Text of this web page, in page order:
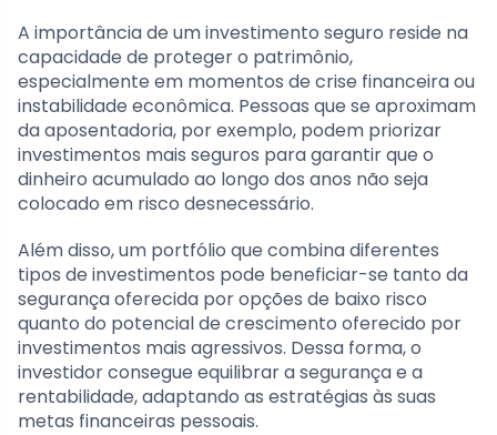
A importância de um investimento seguro reside na
capacidade de proteger o patrimônio,
especialmente em momentos de crise financeira ou
instabilidade econômica. Pessoas que se aproximam
da aposentadoria, por exemplo, podem priorizar
investimentos mais seguros para garantir que o
dinheiro acumulado ao longo dos anos não seja
colocado em risco desnecessário.
Além disso, um portfólio que combina diferentes
tipos de investimentos pode beneficiar-se tanto da
segurança oferecida por opções de baixo risco
quanto do potencial de crescimento oferecido por
investimentos mais agressivos. Dessa forma, o
investidor consegue equilibrar a segurança e a
rentabilidade, adaptando as estratégias às suas
metas financeiras pessoais.